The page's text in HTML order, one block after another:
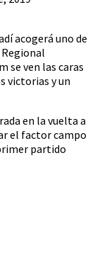
acogerá uno de
se ven las caras
victorias y un
en la vuelta a
el factor campo
partido